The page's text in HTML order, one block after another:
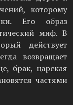
которому
Его образ
миф. В
действует
возвращает
брак, царская
частями